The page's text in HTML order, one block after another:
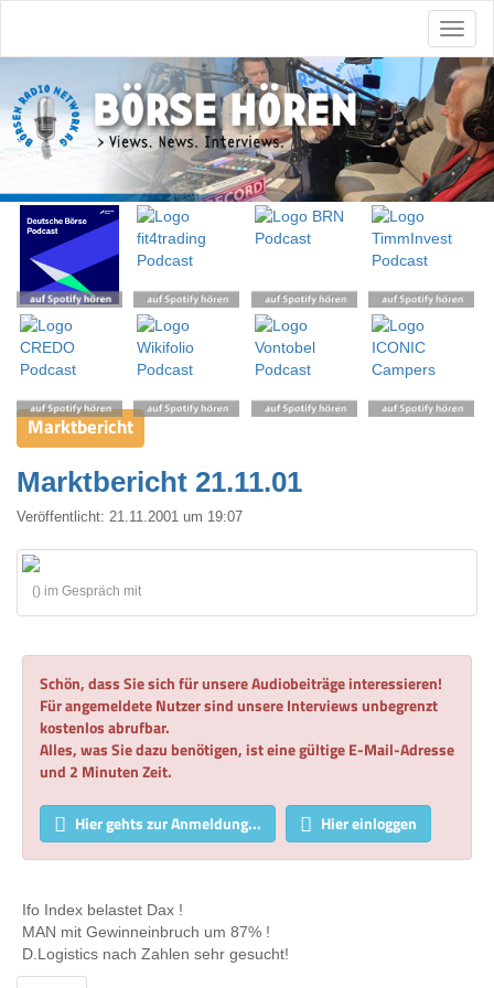
Marktbericht
Marktbericht 21.11.01
Veröffentlicht: 21.11.2001 um 19:07
() im Gespräch mit
Schön, dass Sie sich für unsere Audiobeiträge interessieren!
Für angemeldete Nutzer sind unsere Interviews unbegrenzt
kostenlos abrufbar.
Alles, was Sie dazu benötigen, ist eine gültige E-Mail-Adresse
und 2 Minuten Zeit.
Hier gehts zur Anmeldung... Hier einloggen
Ifo Index belastet Dax !
MAN mit Gewinneinbruch um 87% !
D.Logistics nach Zahlen sehr gesucht!